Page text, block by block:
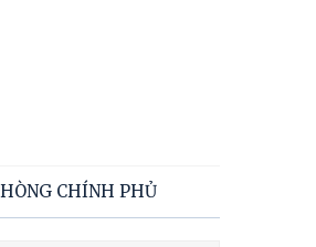
CHÍNH PHỦ